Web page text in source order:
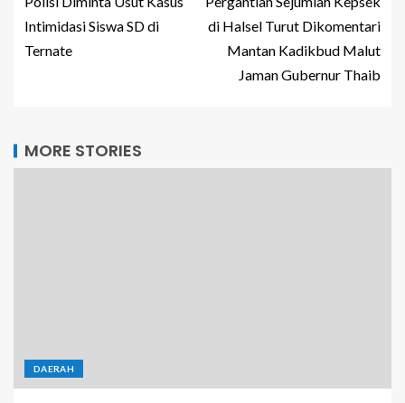
Intimidasi Siswa SD di
Ternate
di Halsel Turut Dikomentari
Mantan Kadikbud Malut
Jaman Gubernur Thaib
MORE STORIES
DAERAH